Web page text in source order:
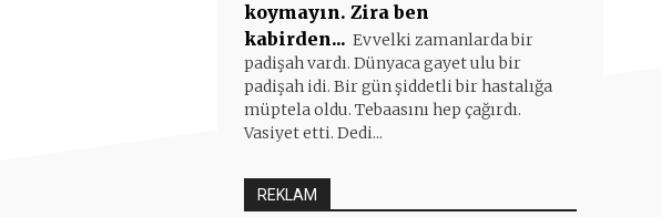
koymayın. Zira ben
kabirden... Evvelki zamanlarda bir
padişah vardı. Dünyaca gayet ulu bir
padişah idi. Bir gün şiddetli bir hastalığa
müptela oldu. Tebaasını hep çağırdı.
Vasiyet etti. Dedi...
REKLAM